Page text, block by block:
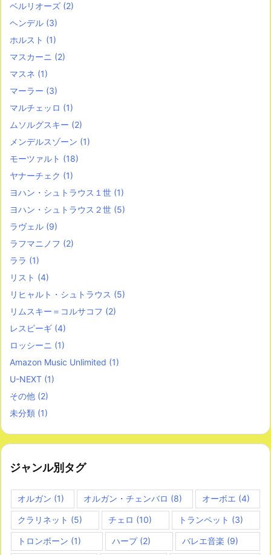
ベルリオーズ (2)
ヘンデル (3)
ホルスト (1)
マスカーニ (2)
マスネ (1)
マーラー (3)
マルチェッロ (1)
ムソルグスキー (2)
メンデルスゾーン (1)
モーツァルト (18)
ヤナーチェク (1)
ヨハン・シュトラウス１世 (1)
ヨハン・シュトラウス２世 (5)
ラヴェル (9)
ラフマニノフ (2)
ララ (1)
リスト (4)
リヒャルト・シュトラウス (5)
リムスキー＝コルサコフ (2)
レスピーギ (4)
ロッシーニ (1)
Amazon Music Unlimited (1)
U-NEXT (1)
その他 (2)
未分類 (1)
ジャンル別タグ
オルガン (1) オルガン・チェンバロ (8) オーボエ (4)
クラリネット (5) チェロ (10) トランペット (3)
トロンボーン (1) ハープ(2) バレエ音楽 (9)